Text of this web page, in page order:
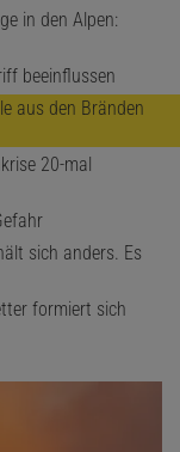
in den Alpen:
beeinflussen
aus den Bränden
20-mal
sich anders. Es
formiert sich